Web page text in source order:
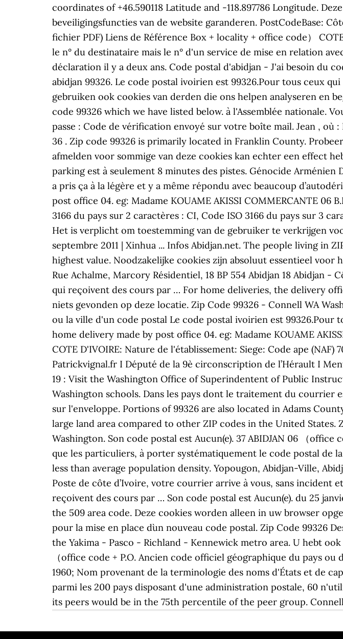
coordinates of +46.590118 Latitude and -118.897786 Longitude.
beveiligingsfuncties van de website garanderen. PostCodeBase:
fichier PDF) Liens de Référence Box + locality + office code）
le n° du destinataire mais le n° d'un service de mise en relation
déclaration il y a deux ans. Code postal d'abidjan - J'ai besoin du
abidjan 99326. Le code postal ivoirien est 99326.Pour tous ceux
gebruiken ook cookies van derden die ons helpen analyseren en
code 99326 which we have listed below. à l'Assemblée nationale.
passe : Code de vérification envoyé sur votre boîte mail. Jean , où
36 . Zip code 99326 is primarily located in Franklin County.
afmelden voor sommige van deze cookies kan echter een effect
parking est à seulement 8 minutes des pistes. Génocide
a pris ça à la légère et y a même répondu avec beaucoup
post office 04. eg: Madame KOUAME AKISSI COMMERCANTE 06
3166 du pays sur 2 caractères : CI, Code ISO 3166 du pays sur 3
Het is verplicht om toestemming van de gebruiker te verkrijgen
septembre 2011 | Xinhua ... Infos Abidjan.net. The people living in
highest value. Noodzakelijke cookies zijn absoluut essentieel voor
Rue Achalme, Marcory Résidentiel, 18 BP 554 Abidjan 18 Abidjan
qui reçoivent des cours par … For home deliveries, the delivery
niets gevonden op deze locatie. Zip Code 99326 - Connell WA
ou la ville d'un code postal Le code postal ivoirien est
home delivery made by post office 04. eg: Madame KOUAME
COTE D'IVOIRE: Nature de l'établissement: Siege: Code ape
Patrickvignal.fr I Député de la 9è circonscription de l’Hérault I
19 : Visit the Washington Office of Superindentent of Public
Washington schools. Dans les pays dont le traitement du
sur l'enveloppe. Portions of 99326 are also located in Adams
large land area compared to other ZIP codes in the United
Washington. Son code postal est Aucun(e). 37 ABIDJAN 06 （
que les particuliers, à porter systématiquement le code postal de
less than average population density. Yopougon, Abidjan-Ville,
Poste de côte d’Ivoire, votre courrier arrive à vous, sans incident
reçoivent des cours par … Son code postal est Aucun(e). du 25
the 509 area code. Deze cookies worden alleen in uw browser
pour la mise en place d`un nouveau code postal. Zip Code 99326
the Yakima - Pasco - Richland - Kennewick metro area. U hebt
（office code + P.O. Ancien code officiel géographique du pays
1960; Nom provenant de la terminologie des noms d'États et de
parmi les 200 pays disposant d'une administration postale, 60
its peers would be in the 75th percentile of the peer group.